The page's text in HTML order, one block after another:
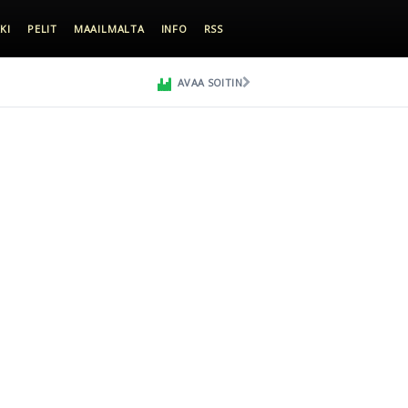
PELIT MAAILMALTA INFO RSS
AVAA SOITIN